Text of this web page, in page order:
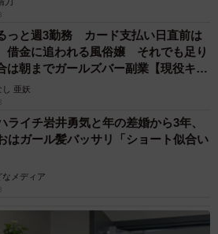
っと週3勤務 カード支払い日直前は
金に追われる風俗嬢 それでも足り
は朝までガールズバー副業【現役キャ
材】
し 亜妖
ライチ岩井勇気と年の差婚から3年、
はガール髪バッサリ「ショート似合い
なメディア